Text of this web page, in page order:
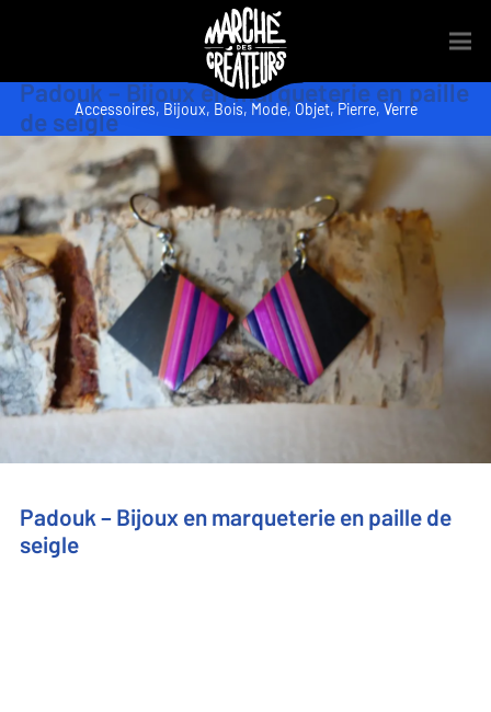
Padouk – Bijoux en marqueterie en paille
de seigle
Accessoires, Bijoux, Bois, Mode, Objet, Pierre, Verre
Padouk – Bijoux en marqueterie en paille de
seigle